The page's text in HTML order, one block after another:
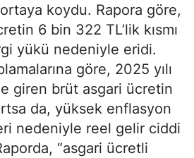
ortaya koydu. Rapora göre,
6 bin 322 TL’lik kısmı
yükü nedeniyle eridi.
göre, 2025 yılı
giren brüt asgari ücretin
da, yüksek enflasyon
nedeniyle reel gelir ciddi
“asgari ücretli